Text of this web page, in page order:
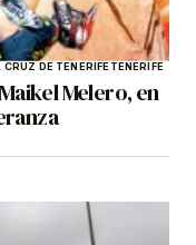
DE TENERIFETENERIFE
Melero, en